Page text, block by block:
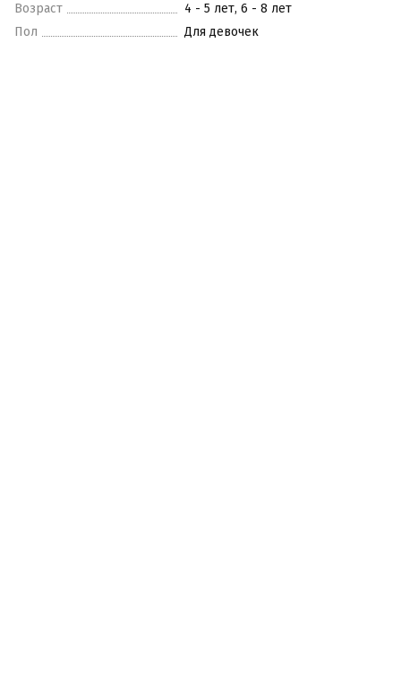
Возраст
4 - 5 лет, 6 - 8 лет
Пол
Для девочек